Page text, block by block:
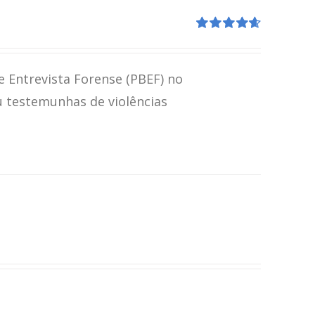
Forense (PBEF) no
de violências